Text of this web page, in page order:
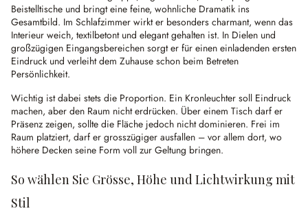
Beistelltische und bringt eine feine, wohnliche Dramatik ins
Gesamtbild. Im Schlafzimmer wirkt er besonders charmant, wenn das
Interieur weich, textilbetont und elegant gehalten ist. In Dielen und
großzügigen Eingangsbereichen sorgt er für einen einladenden ersten
Eindruck und verleiht dem Zuhause schon beim Betreten
Persönlichkeit.
Wichtig ist dabei stets die Proportion. Ein Kronleuchter soll Eindruck
machen, aber den Raum nicht erdrücken. Über einem Tisch darf er
Präsenz zeigen, sollte die Fläche jedoch nicht dominieren. Frei im
Raum platziert, darf er grosszügiger ausfallen – vor allem dort, wo
höhere Decken seine Form voll zur Geltung bringen.
So wählen Sie Grösse, Höhe und Lichtwirkung mit
Stil